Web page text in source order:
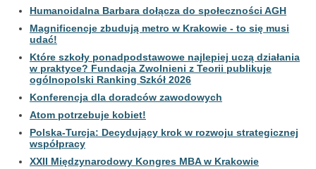
Humanoidalna Barbara dołącza do społeczności AGH
Magnificencje zbudują metro w Krakowie - to się musi
udać!
Które szkoły ponadpodstawowe najlepiej uczą działania
w praktyce? Fundacja Zwolnieni z Teorii publikuje
ogólnopolski Ranking Szkół 2026
Konferencja dla doradców zawodowych
Atom potrzebuje kobiet!
Polska-Turcja: Decydujący krok w rozwoju strategicznej
współpracy
XXII Międzynarodowy Kongres MBA w Krakowie